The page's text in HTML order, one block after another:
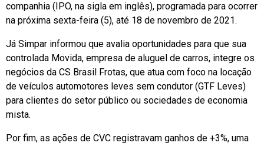
companhia (IPO, na sigla em inglês), programada para ocorrer
na próxima sexta-feira (5), até 18 de novembro de 2021.
Já Simpar informou que avalia oportunidades para que sua
controlada Movida, empresa de aluguel de carros, integre os
negócios da CS Brasil Frotas, que atua com foco na locação
de veículos automotores leves sem condutor (GTF Leves)
para clientes do setor público ou sociedades de economia
mista.
Por fim, as ações de CVC registravam ganhos de +3%, uma